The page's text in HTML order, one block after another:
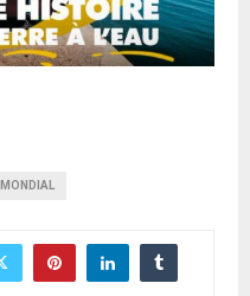
MONDIAL